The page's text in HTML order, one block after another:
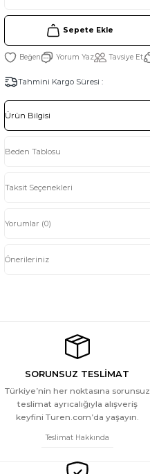
Sepete Ekle
Yorum Yaz Tavsiye Et
Tahmini Kargo Süresi :
Ürün Bilgisi
Beden Tablosu
Taksit Seçenekleri
Yorumlar (0)
Önerileriniz
SORUNSUZ TESLİMAT
Türkiye’nin her noktasına sorunsuz
teslimat ayrıcalığıyla alışveriş
keyfini Turen.com’da yaşayın.
Teslimat Hakkında